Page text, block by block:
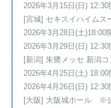
2026年3月15日(日)
[宮城] セキスイハイム
2026年3月28日(土)18:00
2026年3月29日(日)
[新潟] 朱鷺メッセ 新潟
2026年4月25日(土) 18:00
2026年4月26日(日)
[大阪] 大阪城ホール ※